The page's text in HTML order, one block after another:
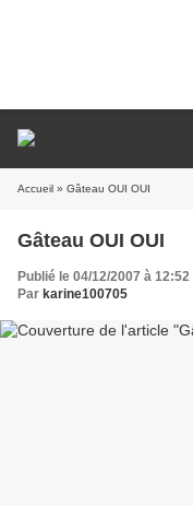
Accueil » Gâteau OUI OUI
Gâteau OUI OUI
Publié le 04/12/2007 à 12:52
Par karine100705